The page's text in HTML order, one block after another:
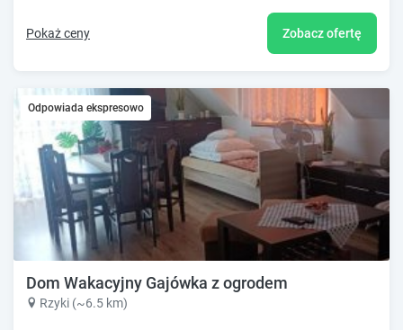
Pokaż ceny Zobacz ofertę
Odpowiada ekspresowo
Dom Wakacyjny Gajówka z ogrodem
Rzyki (~6.5 km)